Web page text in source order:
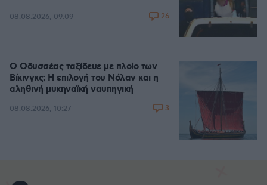
08.08.2026, 09:09 26
Ο Οδυσσέας ταξίδευε με πλοίο των
Βίκινγκς; Η επιλογή του Νόλαν και η
αληθινή μυκηναϊκή ναυπηγική
08.08.2026, 10:27 3